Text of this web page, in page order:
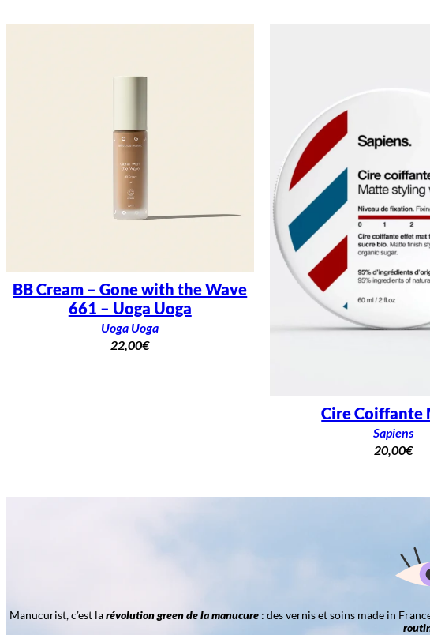
BB Cream – Gone with the Wave
661 – Uoga Uoga
Uoga Uoga
22,00€
Cire Coiffante
Sapiens
20,00€
Manucurist, c’est larévolution green de la manucure: des vernis et soins made in